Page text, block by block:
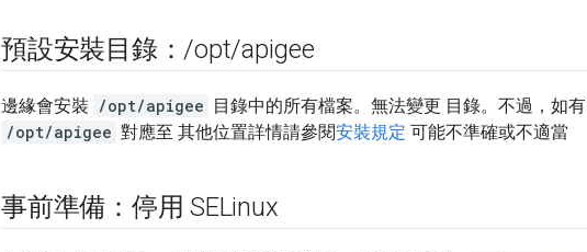
預設安裝目錄： /opt/apigee
邊緣會安裝 /opt/apigee 目錄中的所有檔案。無法變更 目錄。不過，如
/opt/apigee 對應至 其他位置詳情請參閱安裝規定 可能不準確或不適當
事前準備：停用 SELinux